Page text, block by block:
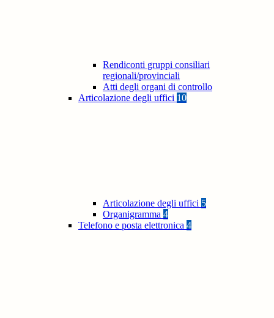
Rendiconti gruppi consiliari
regionali/provinciali
Atti degli organi di controllo
Articolazione degli uffici 10
Articolazione degli uffici 5
Organigramma 4
Telefono e posta elettronica 4